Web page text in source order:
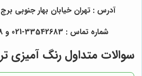
آدرس : تهران خیابان بهار جنوبی برج
شماره تماس : 33542683-021 و 6141648-0912
سوالات متداول رنگ آمیزی